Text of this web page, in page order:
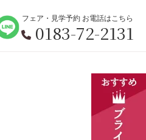
フェア・見学予約 お電話はこちら
0183-72-2131